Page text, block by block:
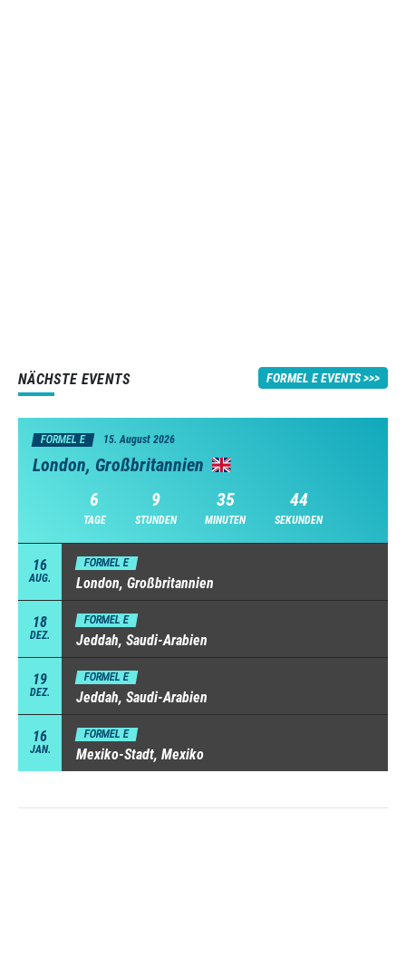
NÄCHSTE EVENTS FORMEL E EVENTS
FORMEL E 15. August 2026
London, Großbritannien
6
TAGE
9
STUNDEN
35
MINUTEN
42
SEKUNDEN
16
AUG.
FORMEL E
London, Großbritannien
18
DEZ.
FORMEL E
Jeddah, Saudi-Arabien
19
DEZ.
FORMEL E
Jeddah, Saudi-Arabien
16
JAN.
FORMEL E
Mexiko-Stadt, Mexiko